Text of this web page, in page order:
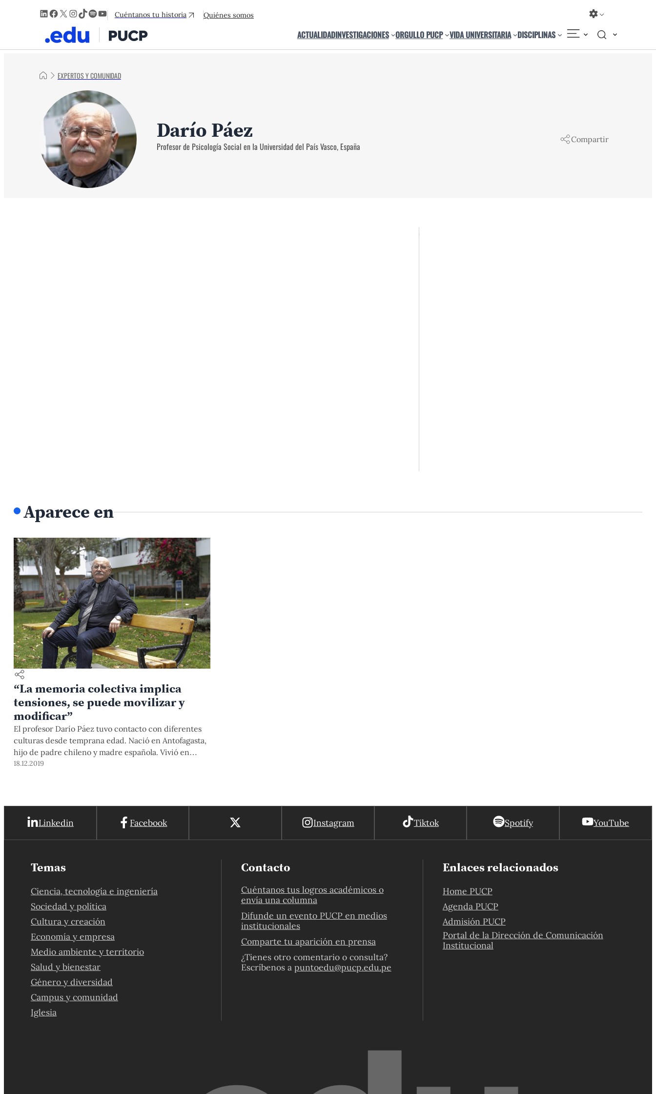
LinkedIn
Facebook
X Instagram
TikTok
Spotify
YouTube
Cuéntanos tu historia Quiénes somos
ACTUALIDADINVESTIGACIONES ORGULLO PUCP VIDA UNIVERSITARIA DISCIPLINAS
EXPERTOS Y COMUNIDAD
Darío Páez
Profesor de Psicología Social en la Universidad del País Vasco, España
Compartir
Aparece en
“La memoria colectiva implica
tensiones, se puede movilizar y
modificar”
El profesor Darío Páez tuvo contacto con diferentes
culturas desde temprana edad. Nació en Antofagasta,
hijo de padre chileno y madre española. Vivió en
Costa Rica y en Bélgica, donde tuvo una formación
en la PUCP y sobre la importancia de la psicología
18.12.2019
Linkedin Facebook Instagram Tiktok Spotify YouTube
Temas
Ciencia, tecnología e ingeniería
Sociedad y política
Cultura y creación
Economía y empresa
Medio ambiente y territorio
Salud y bienestar
Género y diversidad
Campus y comunidad
Iglesia
Contacto
Cuéntanos tus logros académicos o
envía una columna
Difunde un evento PUCP en medios
institucionales
Comparte tu aparición en prensa
¿Tienes otro comentario o consulta?
Escríbenos a puntoedu@pucp.edu.pe
Enlaces relacionados
Home PUCP
Agenda PUCP
Admisión PUCP
Portal de la Dirección de Comunicación
Institucional